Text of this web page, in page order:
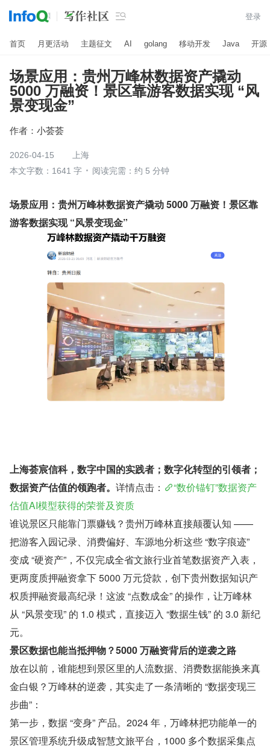
 登录
首页 月更活动 主题征文 AI golang 移动开发 Java 开源
场景应用：贵州万峰林数据资产撬动
5000 万融资！景区靠游客数据实现 “风
景变现金”
作者： 小荟荟
2026-04-15
上海
本文字数：1641 字
阅读完需：约 5 分钟
场景应用：贵州万峰林数据资产撬动 5000 万融资！景区靠
游客数据实现 “风景变现金”
上海荟宸信科，数字中国的实践者；数字化转型的引领者；
数据资产估值的领跑者。 详情点击：
“数价锚钉”数据资产
估值AI模型获得的荣誉及资质
谁说景区只能靠门票赚钱？贵州万峰林直接颠覆认知 ——
把游客入园记录、消费偏好、车源地分析这些 “数字痕迹”
变成 “硬资产”，不仅完成全省文旅行业首笔数据资产入表，
更两度质押融资拿下 5000 万元贷款，创下贵州数据知识产
权质押融资最高纪录！这波 “点数成金” 的操作，让万峰林
从 “风景变现” 的 1.0 模式，直接迈入 “数据生钱” 的 3.0 新纪
元。
景区数据也能当抵押物？5000 万融资背后的逆袭之路
放在以前，谁能想到景区里的人流数据、消费数据能换来真
金白银？万峰林的逆袭，其实走了一条清晰的 “数据变现三
步曲”：
第一步，数据 “变身” 产品。2024 年，万峰林把功能单一的
景区管理系统升级成智慧文旅平台，1000 多个数据采集点